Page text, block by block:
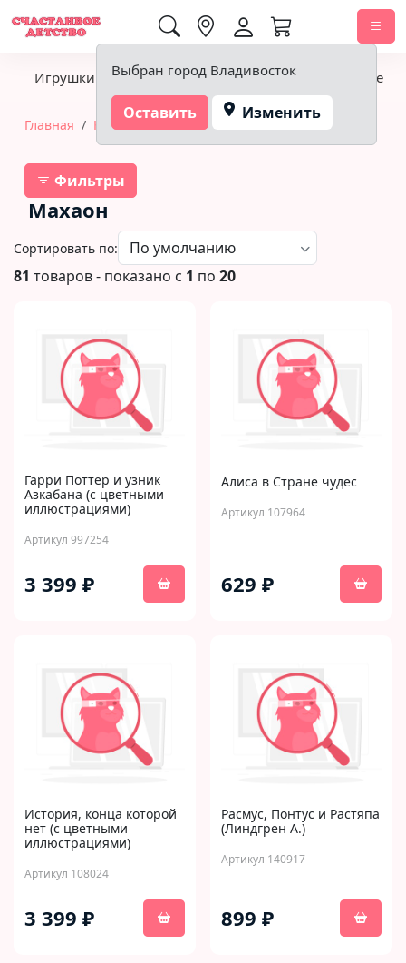
Выбран город Владивосток
Оставить Изменить
Игрушки Детское питание Подгузники, гигиена
Главная Книги
Фильтры
Махаон
Сортировать по:
81 товаров - показано с 1 по 20
Гарри Поттер и узник
Азкабана (с цветными
иллюстрациями)
Артикул 997254
3 399 ₽
Алиса в Стране чудес
Артикул 107964
629 ₽
История, конца которой
нет (с цветными
иллюстрациями)
Артикул 108024
3 399 ₽
Расмус, Понтус и Растяпа
(Линдгрен А.)
Артикул 140917
899 ₽